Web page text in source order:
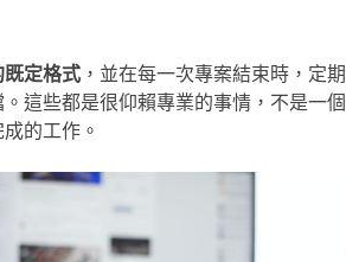
既定格式 ，並在每一次專案結束時，定期
這些都是很仰賴專業的事情，不是一個
的工作。